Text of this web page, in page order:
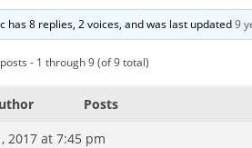
has 8 replies, 2 voices, and was last updated9
- 1 through 9 (of 9 total)
Posts
2017 at 7:45 pm